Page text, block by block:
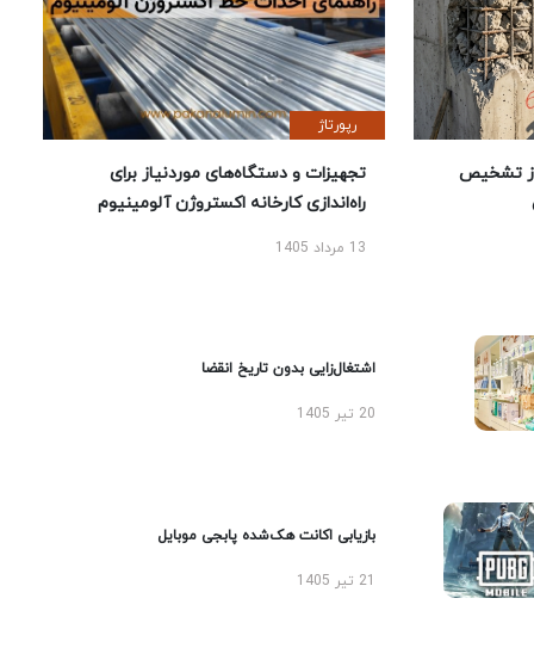
تشخیص
رپورتاژ
تجهیزات و دستگاه‌های موردنیاز برای
راه‌اندازی کارخانه اکستروژن آلومینیوم
13 مرداد 1405
اشتغال‌زایی بدون تاریخ انقضا
20 تیر 1405
بازیابی اکانت هک‌شده پابجی موبایل